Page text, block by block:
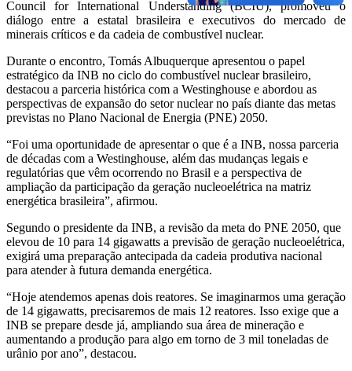
Council for International Understanding (BCIU), promoveu o
diálogo entre a estatal brasileira e executivos do mercado de
minerais críticos e da cadeia de combustível nuclear.
Durante o encontro, Tomás Albuquerque apresentou o papel
estratégico da INB no ciclo do combustível nuclear brasileiro,
destacou a parceria histórica com a Westinghouse e abordou as
perspectivas de expansão do setor nuclear no país diante das metas
previstas no Plano Nacional de Energia (PNE) 2050.
“Foi uma oportunidade de apresentar o que é a INB, nossa parceria
de décadas com a Westinghouse, além das mudanças legais e
regulatórias que vêm ocorrendo no Brasil e a perspectiva de
ampliação da participação da geração nucleoelétrica na matriz
energética brasileira”, afirmou.
Segundo o presidente da INB, a revisão da meta do PNE 2050, que
elevou de 10 para 14 gigawatts a previsão de geração nucleoelétrica,
exigirá uma preparação antecipada da cadeia produtiva nacional
para atender à futura demanda energética.
“Hoje atendemos apenas dois reatores. Se imaginarmos uma geração
de 14 gigawatts, precisaremos de mais 12 reatores. Isso exige que a
INB se prepare desde já, ampliando sua área de mineração e
aumentando a produção para algo em torno de 3 mil toneladas de
urânio por ano”, destacou.